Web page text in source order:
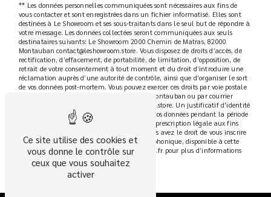
** Les données personnelles communiquées sont nécessaires aux fins de
vous contacter et sont enregistrées dans un fichier informatisé. Elles sont
destinées à Le Showroom et ses sous-traitants dans le seul but de répondre à
votre message. Les données collectées seront communiquées aux seuls
destinataires suivants: Le Showroom 2000 Chemin de Matras, 82000
Montauban contact@leshowroom.store. Vous disposez de droits d’accès, de
rectification, d’effacement, de portabilité, de limitation, d’opposition, de
retrait de votre consentement à tout moment et du droit d’introduire une
réclamation auprès d’une autorité de contrôle, ainsi que d’organiser le sort
de vos données post-mortem. Vous pouvez exercer ces droits par voie postale
à l'adresse 2000 Chemin de Matras, 82000 Montauban ou par courrier
électronique à l'adresse contact@leshowroom.store. Un justificatif d'identité
pourra vous être demandé. Nous conservons vos données pendant la période
de prise de contact puis pendant la durée de prescription légale aux fins
probatoires et de gestion des contentieux. Vous avez le droit de vous inscrire
sur la liste d'opposition au démarchage téléphonique, disponible à cette
adresse:Bloctel.gouv.fr. Consultez le site cnil.fr pour plus d’informations
sur vos droits.
Ce site utilise des cookies et
vous donne le contrôle sur
ceux que vous souhaitez
activer